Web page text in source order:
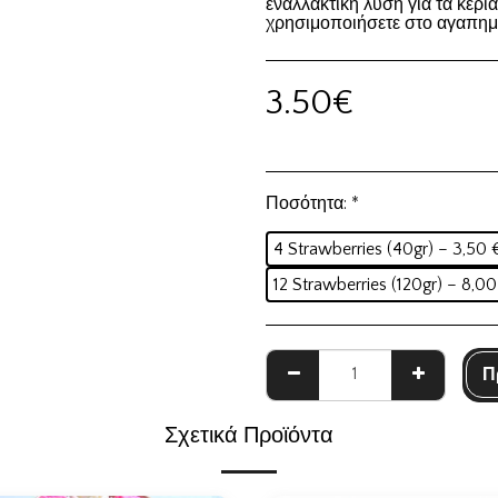
εναλλακτική λύση για τα
χρησιμοποιήσετε στο
3.50€
Ποσότητα: *
4 Strawberries (40gr) – 3,50
12 Strawberries (120gr) –
Σχετικά Προϊόντα
DISCOUNT -
10% ΣΕ ΟΛΑ ΣΤΗΝ ΠΡΩΤΗ